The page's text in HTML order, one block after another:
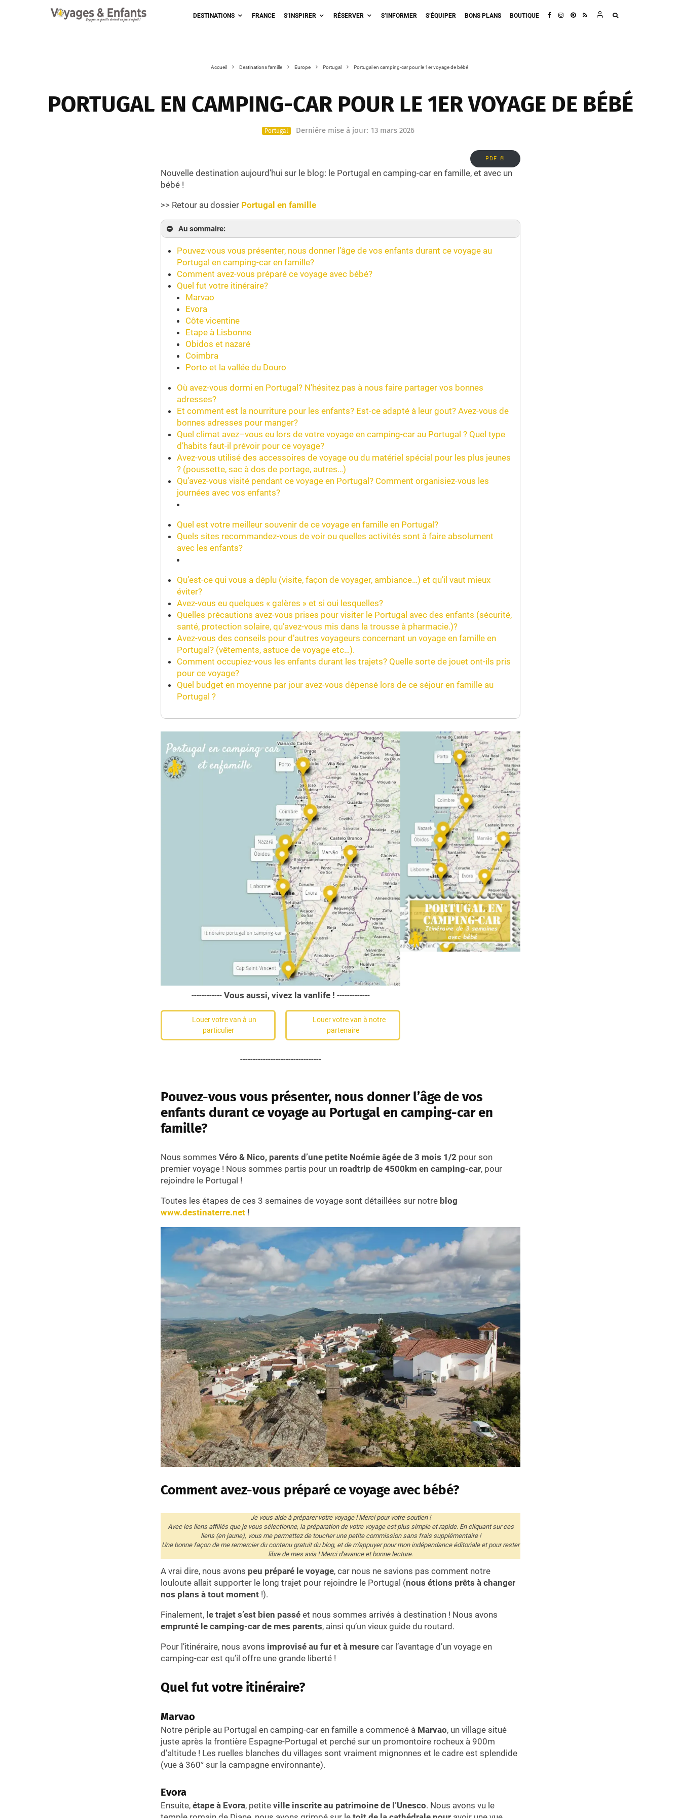
DESTINATIONS FRANCE S’INSPIRER RÉSERVER S’INFORMER S’ÉQUIPER BONS PLANS BOUTIQUE
Accueil Destinations famille Europe Portugal Portugal en camping-car pour le 1er voyage de bébé
PORTUGAL EN CAMPING-CAR POUR LE 1ER VOYAGE DE BÉBÉ
Portugal Dernière mise à jour: 13 mars 2026
PDF 📄
Nouvelle destination aujourd’hui sur le blog: le Portugal en camping-car en famille, et avec un
bébé !
>> Retour au dossier Portugal en famille
Au sommaire:
Pouvez-vous vous présenter, nous donner l’âge de vos enfants durant ce voyage au
Portugal en camping-car en famille?
Comment avez-vous préparé ce voyage avec bébé?
Quel fut votre itinéraire?
Marvao
Evora
Côte vicentine
Etape à Lisbonne
Obidos et nazaré
Coimbra
Porto et la vallée du Douro
Où avez-vous dormi en Portugal? N’hésitez pas à nous faire partager vos bonnes
adresses?
Et comment est la nourriture pour les enfants? Est-ce adapté à leur gout? Avez-vous de
bonnes adresses pour manger?
Quel climat avez–vous eu lors de votre voyage en camping-car au Portugal ? Quel type
d’habits faut-il prévoir pour ce voyage?
Avez-vous utilisé des accessoires de voyage ou du matériel spécial pour les plus jeunes
? (poussette, sac à dos de portage, autres…)
Qu’avez-vous visité pendant ce voyage en Portugal? Comment organisiez-vous les
journées avec vos enfants?
Quel est votre meilleur souvenir de ce voyage en famille en Portugal?
Quels sites recommandez-vous de voir ou quelles activités sont à faire absolument
avec les enfants?
Qu’est-ce qui vous a déplu (visite, façon de voyager, ambiance…) et qu’il vaut mieux
éviter?
Avez-vous eu quelques « galères » et si oui lesquelles?
Quelles précautions avez-vous prises pour visiter le Portugal avec des enfants (sécurité,
santé, protection solaire, qu’avez-vous mis dans la trousse à pharmacie.)?
Avez-vous des conseils pour d’autres voyageurs concernant un voyage en famille en
Portugal? (vêtements, astuce de voyage etc…).
Comment occupiez-vous les enfants durant les trajets? Quelle sorte de jouet ont-ils pris
pour ce voyage?
Quel budget en moyenne par jour avez-vous dépensé lors de ce séjour en famille au
Portugal ?
------------ Vous aussi, vivez la vanlife ! -------------
Louer votre van à un
particulier
Louer votre van à notre
partenaire
--------------------------------
Pouvez-vous vous présenter, nous donner l’âge de vos
enfants durant ce voyage au Portugal en camping-car en
famille?
Nous sommes Véro & Nico, parents d’une petite Noémie âgée de 3 mois 1/2 pour son
premier voyage ! Nous sommes partis pour un roadtrip de 4500km en camping-car, pour
rejoindre le Portugal !
Toutes les étapes de ces 3 semaines de voyage sont détaillées sur notre blog
www.destinaterre.net !
Comment avez-vous préparé ce voyage avec bébé?
Je vous aide à préparer votre voyage ! Merci pour votre soutien !
Avec les liens affiliés que je vous sélectionne, la préparation de votre voyage est plus simple et rapide. En cliquant sur ces
liens (en jaune), vous me permettez de toucher une petite commission sans frais supplémentaire !
Une bonne façon de me remercier du contenu gratuit du blog, et de m'appuyer pour mon indépendance éditoriale et pour rester
libre de mes avis ! Merci d'avance et bonne lecture.
A vrai dire, nous avons peu préparé le voyage, car nous ne savions pas comment notre
louloute allait supporter le long trajet pour rejoindre le Portugal (nous étions prêts à changer
nos plans à tout moment !).
Finalement, le trajet s’est bien passé et nous sommes arrivés à destination ! Nous avons
emprunté le camping-car de mes parents, ainsi qu’un vieux guide du routard.
Pour l’itinéraire, nous avons improvisé au fur et à mesure car l’avantage d’un voyage en
camping-car est qu’il offre une grande liberté !
Quel fut votre itinéraire?
Marvao
Notre périple au Portugal en camping-car en famille a commencé à Marvao, un village situé
juste après la frontière Espagne-Portugal et perché sur un promontoire rocheux à 900m
d’altitude ! Les ruelles blanches du villages sont vraiment mignonnes et le cadre est splendide
(vue à 360° sur la campagne environnante).
Evora
Ensuite, étape à Evora, petite ville inscrite au patrimoine de l’Unesco. Nous avons vu le